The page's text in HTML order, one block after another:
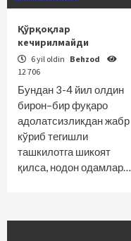
Қўрқоқлар
кечирилмайди
6 yil oldin Behzod
12 706
Бундан 3-4 йил олдин
бирон–бир фуқаро
адолатсизликдан жабр
кўриб тегишли
ташкилотга шикоят
қилса, нодон одамлар…